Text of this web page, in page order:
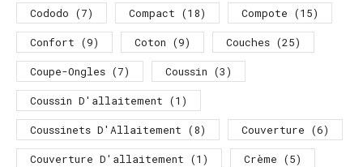
Cododo (7) Compact (18) Compote (15)
Confort (9) Coton (9) Couches (25)
Coupe-Ongles (7) Coussin (3)
Coussin D'allaitement (1)
Coussinets D'Allaitement (8) Couverture (6)
Couverture D'allaitement (1) Crème (5)